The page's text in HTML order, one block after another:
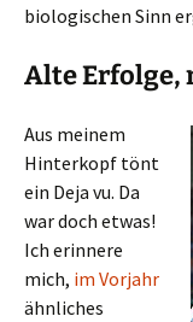
biologischen Sinn
Alte Erfolge,
Aus meinem
Hinterkopf tönt
ein Deja vu. Da
war doch etwas!
Ich erinnere
mich, im Vorjahr
ähnliches